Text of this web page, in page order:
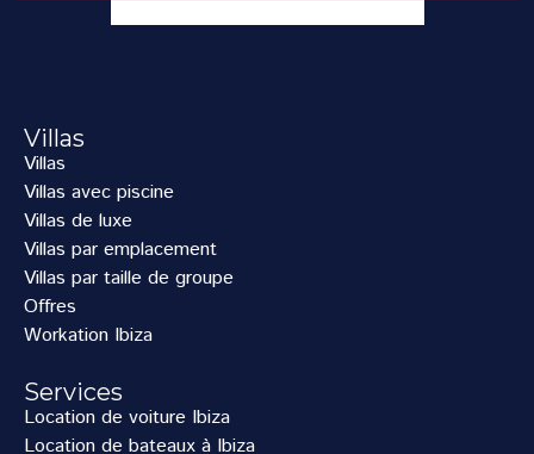
Villas
Villas
Villas avec piscine
Villas de luxe
Villas par emplacement
Villas par taille de groupe
Offres
Workation Ibiza
Services
Location de voiture Ibiza
Location de bateaux à Ibiza